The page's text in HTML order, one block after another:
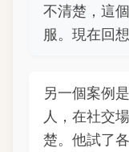
不清楚，這
服。現在回
另一個案例
人，在社交
楚。他試了